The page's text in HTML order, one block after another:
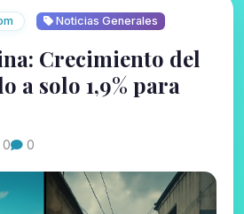
Noticias Generales
Crecimiento del
a solo 1,9% para
0 0